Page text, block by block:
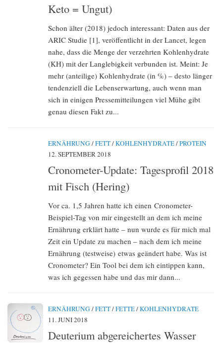
Keto = Ungut)
Schon älter (2018) jedoch interessant: Daten aus der
ARIC Studie [1], veröffentlicht in der Lancet, legen
nahe, dass die Menge der verzehrten Kohlenhydrate
(KH) mit der Langlebigkeit verbunden ist. Meint: Je
mehr (anteilige) Kohlenhydrate (in %) – desto länger
tendenziell die Lebenserwartung, auch wenn man
sich in einigen Pressemitteilungen viel Mühe gibt
genau diesen Fakt zu...
ERNÄHRUNG /FETT/KOHLENHYDRATE/PROTEIN
12. SEPTEMBER 2018
Cronometer-Update: Tagesprofil 2018
mit Fisch (Hering)
Vor ca. 1,5 Jahren hatte ich einen Cronometer-
Beispiel-Tag von mir eingestellt an dem ich meine
Ernährung erklärt hatte – nun wurde es für mich mal
Zeit ein Update zu machen – nach dem ich meine
Ernährung (testweise) etwas geändert habe. Was ist
Cronometer? Ein Tool bei dem ich eintippen kann,
was ich gegessen habe und das mir dann...
ERNÄHRUNG /FETT/FETTE/KOHLENHYDRATE
11. JUNI 2018
Deuterium abgereichertes Wasser